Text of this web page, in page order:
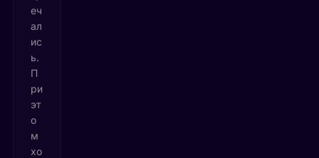
еч
ал
ис
ь.
П
ри
эт
о
м
хо